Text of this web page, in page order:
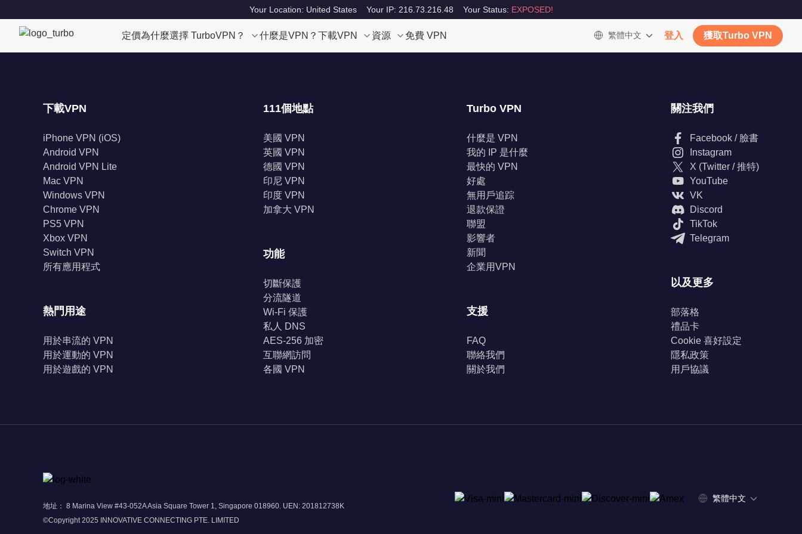
Your Location: United States Your IP: 216.73.216.48 Your Status: EXPOSED!
定價為什麼選擇 TurboVPN？ 什麼是VPN？ 下載VPN 資源 免費 VPN 繁體中文 登入 獲取Turbo VPN
下載VPN
iPhone VPN (iOS)
Android VPN
Android VPN Lite
Mac VPN
Windows VPN
Chrome VPN
PS5 VPN
Xbox VPN
Switch VPN
所有應用程式
熱門用途
用於串流的 VPN
用於運動的 VPN
用於遊戲的 VPN
111個地點
美國 VPN
英國 VPN
德國 VPN
印尼 VPN
印度 VPN
加拿大 VPN
功能
切斷保護
分流隧道
Wi-Fi 保護
私人 DNS
AES-256 加密
互聯網訪問
各國 VPN
Turbo VPN
什麼是 VPN
我的 IP 是什麼
最快的 VPN
好處
無用戶追踪
退款保證
聯盟
影響者
新聞
企業用VPN
支援
FAQ
聯絡我們
關於我們
關注我們
Facebook / 臉書
Instagram
X (Twitter / 推特)
YouTube
VK
Discord
TikTok
Telegram
以及更多
部落格
禮品卡
Cookie 喜好設定
隱私政策
用戶協議
地址： 8 Marina View #43-052A Asia Square Tower 1, Singapore 018960. UEN: 201812738K
©Copyright 2025 INNOVATIVE CONNECTING PTE. LIMITED
繁體中文